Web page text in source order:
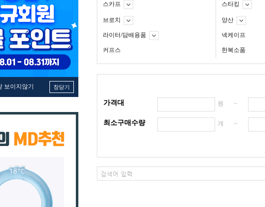
보이지않기 창닫기
스카프 스타킹
브로치 양산
라이터/담배용품 넥케이프
커프스 한복소품
가격대 원 ~
최소구매수량 개 ~